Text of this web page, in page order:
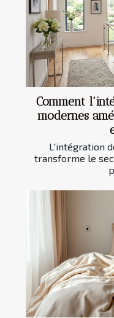
Comment
modernes
L'intégration
transforme le